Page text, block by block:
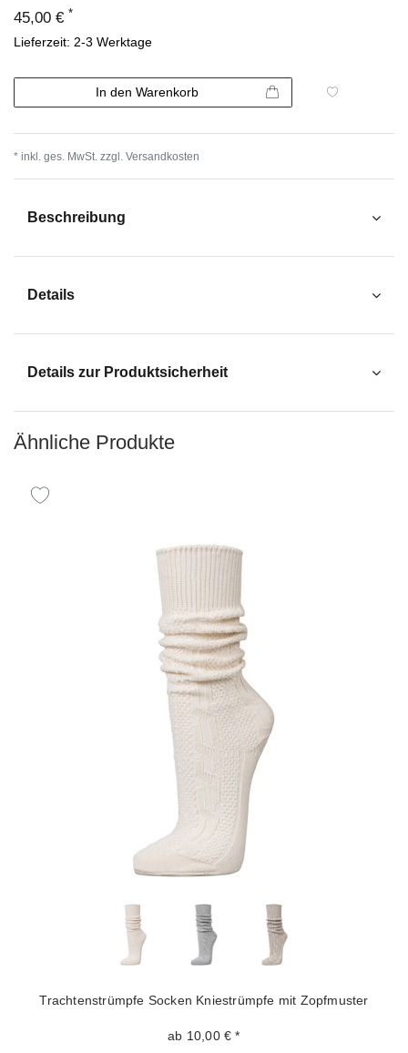
45,00 € *
Lieferzeit: 2-3 Werktage
In den Warenkorb
* inkl. ges. MwSt. zzgl. Versandkosten
Beschreibung
Details
Details zur Produktsicherheit
Ähnliche Produkte
Trachtenstrümpfe Socken Kniestrümpfe mit Zopfmuster
ab 10,00 € *